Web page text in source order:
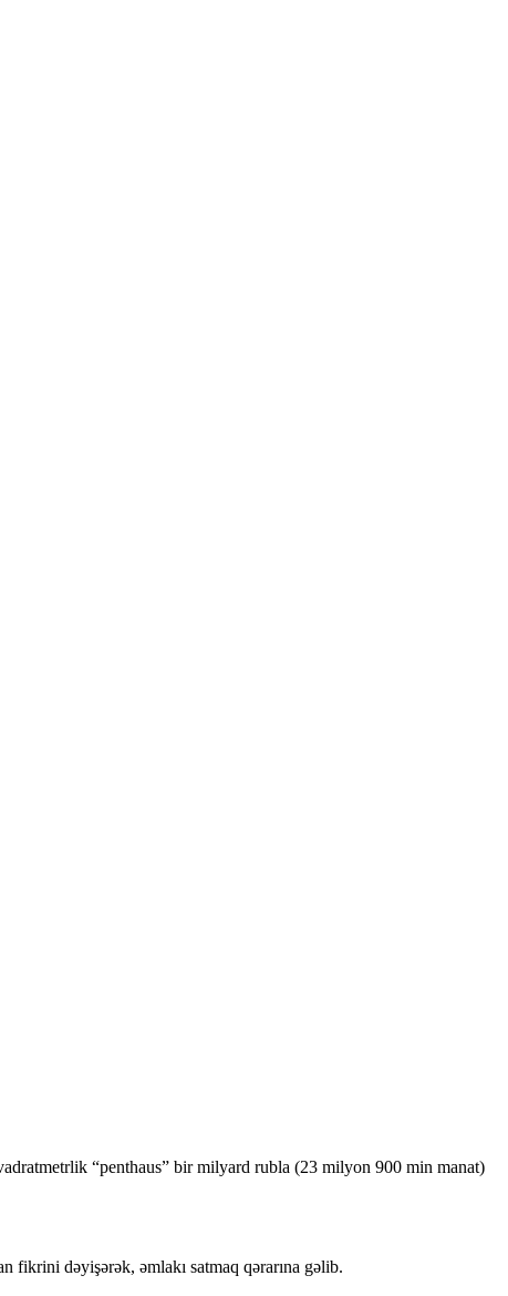
“penthaus” bir milyard rubla (23 milyon 900 min manat)
dəyişərək, əmlakı satmaq qərarına gəlib.